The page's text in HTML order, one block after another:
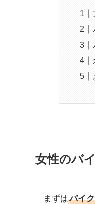
女性のバ
まずはバイ